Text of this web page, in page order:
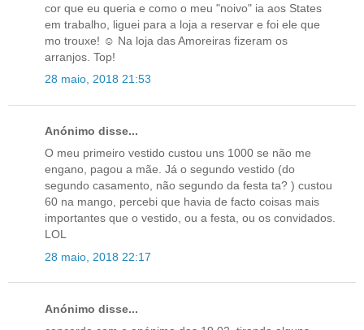
cor que eu queria e como o meu "noivo" ia aos States
em trabalho, liguei para a loja a reservar e foi ele que
mo trouxe! ☺️ Na loja das Amoreiras fizeram os
arranjos. Top!
28 maio, 2018 21:53
Anónimo disse...
O meu primeiro vestido custou uns 1000 se não me
engano, pagou a mãe. Já o segundo vestido (do
segundo casamento, não segundo da festa ta? ) custou
60 na mango, percebi que havia de facto coisas mais
importantes que o vestido, ou a festa, ou os convidados.
LOL
28 maio, 2018 22:17
Anónimo disse...